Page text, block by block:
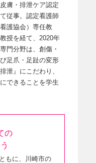
膚・排泄ケア認定
従事。認定看護師
護協会）専任教
授を経て、2020年
門分野は、創傷・
足爪・足趾の変形
泄』にこだわり、
できることを学生
の
もに、川崎市の